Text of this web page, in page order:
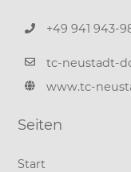
+49 941 943-
tc-neustadt-
www.tc-
Seiten
Start